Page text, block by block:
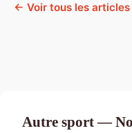
← Voir tous les
Autre sport —